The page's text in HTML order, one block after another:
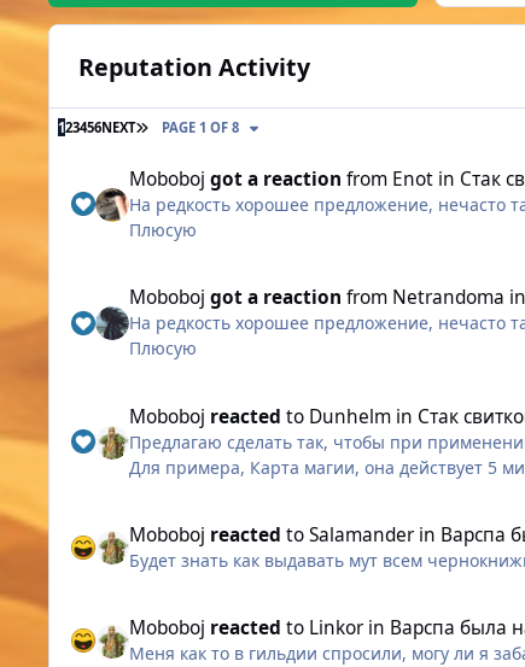
Reputation Activity
123456NEXT LAST PAGE
PAGE 1 OF 8
Moboboj got a reaction from Enot in Стак
На редкость хорошее предложение, нечасто
Плюсую
Moboboj got a reaction from Netrandoma in
На редкость хорошее предложение, нечасто
Плюсую
Moboboj reacted to Dunhelm in Стак
Предлагаю сделать так, чтобы при
Для примера, Карта магии, она действует 5
Moboboj reacted toSalamander in Варспа
Будет знать как выдавать мут всем
Moboboj reacted to Linkor in Варспа была
Меня как то в гильдии спросили, могу ли я